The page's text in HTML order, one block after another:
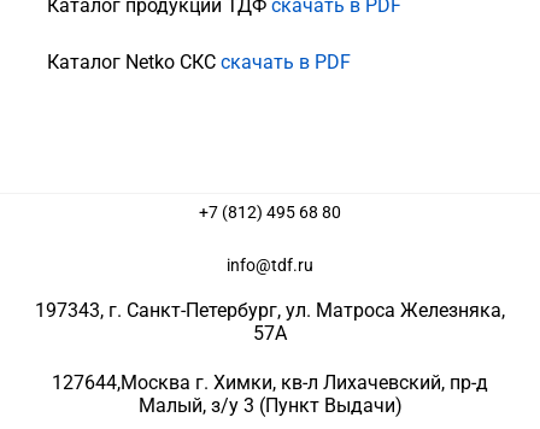
Каталог продукции ТДФ скачать в PDF
Каталог Netko СКС скачать в PDF
+7 (812) 495 68 80
info@tdf.ru
197343, г. Санкт-Петербург, ул. Матроса Железняка,
57A
127644,Москва г. Химки, кв-л Лихачевский, пр-д
Малый, з/у 3 (Пункт Выдачи)